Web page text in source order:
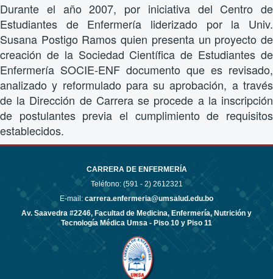
Durante el año 2007, por iniciativa del Centro de
Estudiantes de Enfermería liderizado por la Univ.
Susana Postigo Ramos quien presenta un proyecto de
creación de la Sociedad Científica de Estudiantes de
Enfermería SOCIE-ENF documento que es revisado,
analizado y reformulado para su aprobación, a través
de la Dirección de Carrera se procede a la inscripción
de postulantes previa el cumplimiento de requisitos
establecidos.
CARRERA DE ENFERMERÍA
Teléfono: (591 - 2) 2612321
E-mail: carrera.enfermeria@umsalud.edu.bo
Av. Saavedra #2246, Facultad de Medicina, Enfermería, Nutrición y
Tecnología Médica Umsa - Piso 10 y Piso 11